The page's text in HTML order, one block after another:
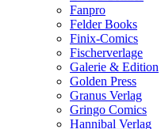
Fanpro
Felder Books
Finix-Comics
Fischerverlage
Galerie & Edition
Golden Press
Granus Verlag
Gringo Comics
Hannibal Verlag